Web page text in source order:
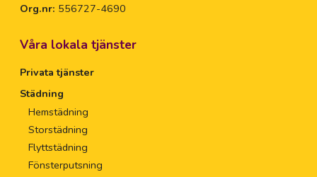
Org.nr: 556727-4690
Våra lokala tjänster
Privata tjänster
Städning
Hemstädning
Storstädning
Flyttstädning
Fönsterputsning